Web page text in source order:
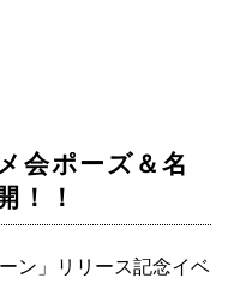
会ポーズ＆名
！！
ン」リリース記念イベ